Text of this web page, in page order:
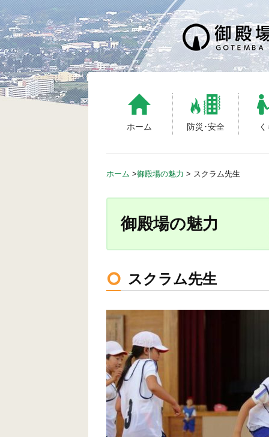
S
k
i
p
t
o
c
ホーム 防災･安全
ホーム >御殿場の魅力 > スクラム先生
御殿場の魅力
スクラム先生